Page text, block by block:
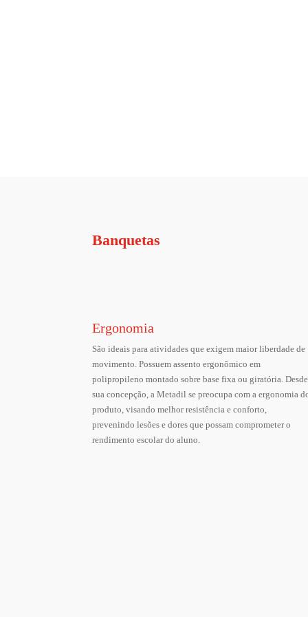
Banquetas
Ergonomia
São ideais para atividades que exigem maior liberdade de
movimento. Possuem assento ergonômico em
polipropileno montado sobre base fixa ou giratória. Desde
sua concepção, a Metadil se preocupa com a ergonomia
produto, visando melhor resistência e conforto,
prevenindo lesões e dores que possam comprometer o
rendimento escolar do aluno.